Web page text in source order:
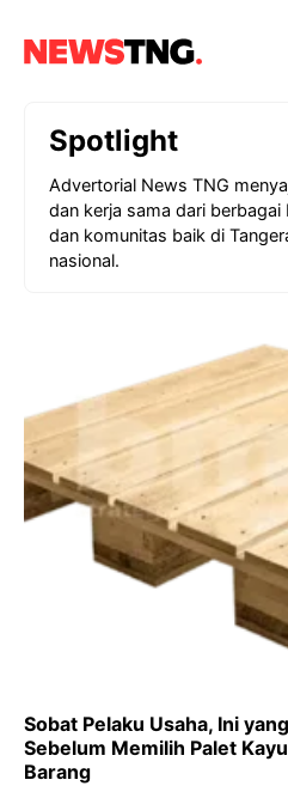
Spotlight
Advertorial News TNG
dan kerja sama dari
dan komunitas baik di
nasional.
Sobat Pelaku Usaha, Ini
Sebelum Memilih Palet
Barang